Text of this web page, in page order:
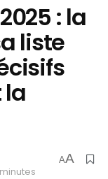
: la
liste
la
AA